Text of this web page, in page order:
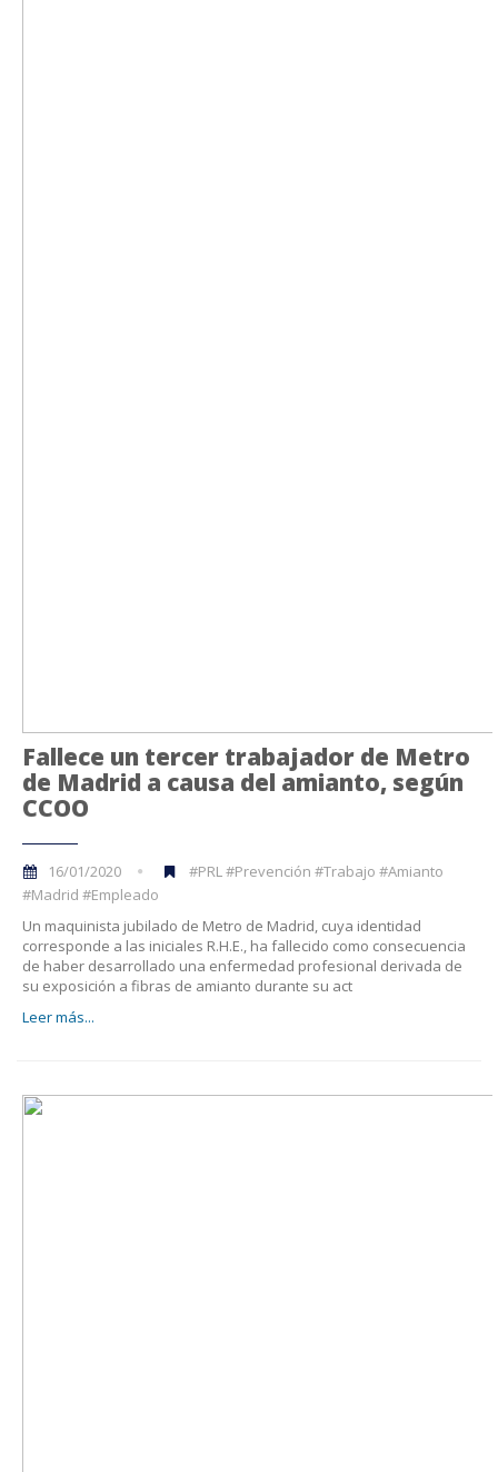
Fallece un tercer trabajador de Metro
de Madrid a causa del amianto, según
CCOO
16/01/2020
#PRL #Prevención #Trabajo #Amianto
#Madrid #Empleado
Un maquinista jubilado de Metro de Madrid, cuya identidad
corresponde a las iniciales R.H.E., ha fallecido como consecuencia
de haber desarrollado una enfermedad profesional derivada de
su exposición a fibras de amianto durante su act
Leer más...